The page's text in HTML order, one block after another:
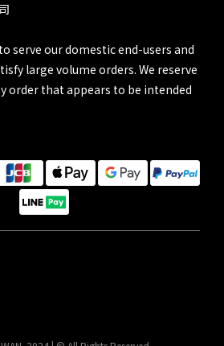
serve our domestic end-users and
large volume orders. We reserve
order that appears to be intended